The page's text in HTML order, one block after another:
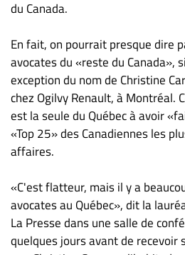
entreprises
Publier
un
emploi
Publicité
Solutions de
recrutements
TROUVEZ-
NOUS
Nous
du Canada.
En fait, on pourrait presque dire
avocates du «reste du Canada»,
exception du nom de Christine
chez Ogilvy Renault, à Montréal.
est la seule du Québec à avoir
«Top 25» des Canadiennes les
affaires.
«C'est flatteur, mais il y a
avocates au Québec», dit la
La Presse dans une salle de
quelques jours avant de recevoir